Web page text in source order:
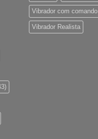
Vibrador com comando
Vibrador Realista